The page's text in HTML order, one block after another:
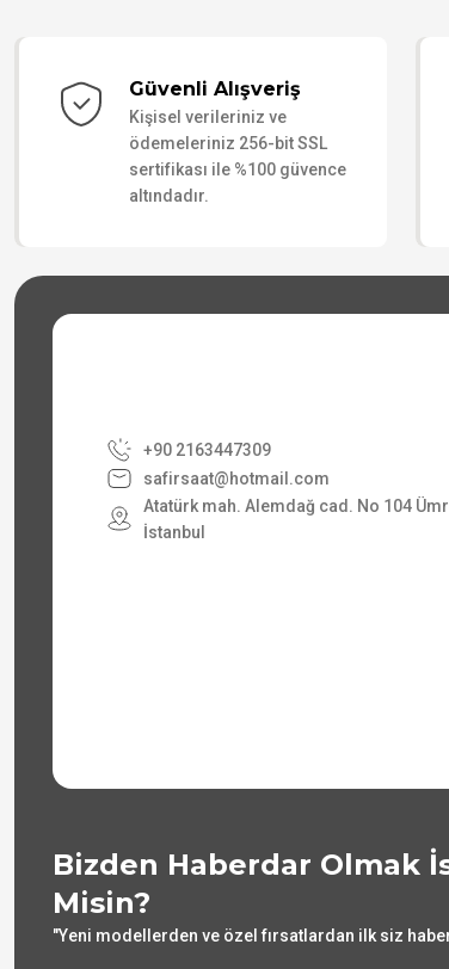
Güvenli Alışveriş
Kişisel verileriniz ve
ödemeleriniz 256-bit SSL
sertifikası ile %100 güvence
altındadır.
+90 2163447309
safirsaat@hotmail.com
Atatürk mah. Alemdağ cad. No 104
İstanbul
Bizden Haberdar Olmak
Misin?
"Yeni modellerden ve özel fırsatlardan ilk siz